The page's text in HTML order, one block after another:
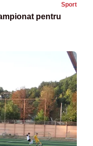
Sport
pentru